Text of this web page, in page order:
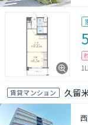
賃貸マンション 久留